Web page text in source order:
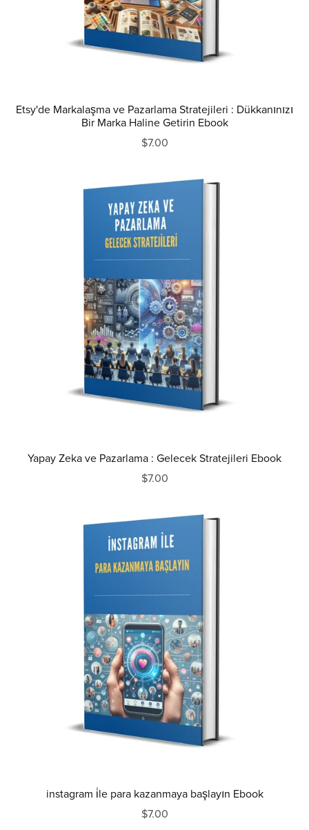
Etsy'de Markalaşma ve Pazarlama Stratejileri : Dükkanınızı
Bir Marka Haline Getirin Ebook
$7.00
Yapay Zeka ve Pazarlama : Gelecek Stratejileri Ebook
$7.00
instagram i̇le para kazanmaya başlayın Ebook
$7.00